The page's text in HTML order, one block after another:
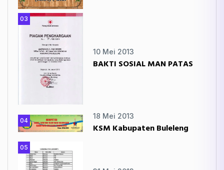
03
10 Mei 2013
BAKTI SOSIAL MAN PATAS
04
18 Mei 2013
KSM Kabupaten Buleleng
05